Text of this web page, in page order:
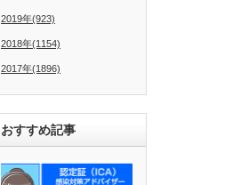
2019年(923)
2018年(1154)
2017年(1896)
おすすめ記事